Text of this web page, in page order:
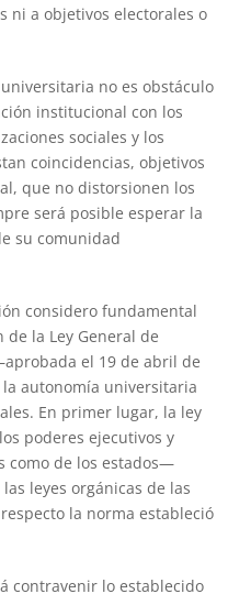
ni a objetivos electorales o
no es obstáculo
institucional con los
sociales y los
coincidencias, objetivos
que no distorsionen los
será posible esperar la
su comunidad
considero fundamental
la Ley General de
el 19 de abril de
autonomía universitaria
En primer lugar, la ley
poderes ejecutivos y
como de los estados—
leyes orgánicas de las
la norma estableció
contravenir lo establecido